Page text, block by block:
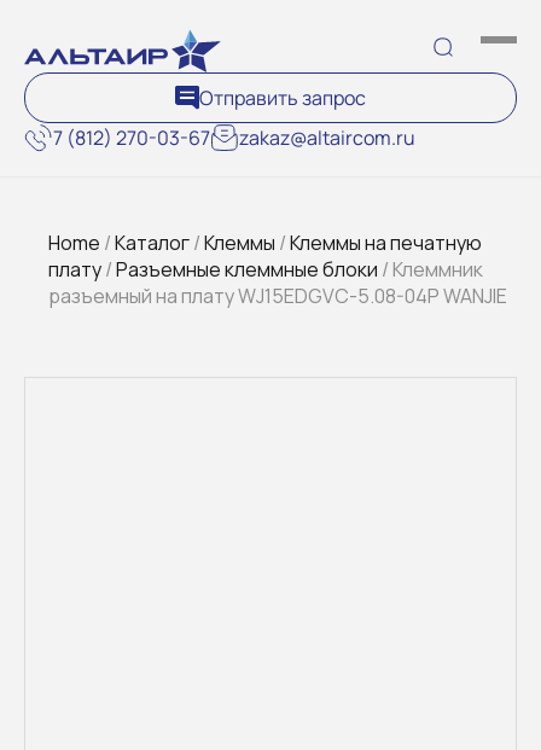
7 (812) 270-03-67 zakaz@altaircom.ru
Отправить запрос
Home /Каталог/Клеммы /Клеммы на печатную
плату/Разъемные клеммные блоки / Клеммник
разъемный на плату WJ15EDGVC-5.08-04P WANJIE